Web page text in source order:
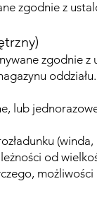
zgodnie z
zgodnie z
oddziału.
lub
(winda,
od
możliwości